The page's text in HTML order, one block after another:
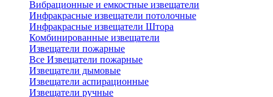
Вибрационные и емкостные извещатели
Инфракрасные извещатели потолочные
Инфракрасные извещатели Штора
Комбинированные извещатели
Извещатели пожарные
Все Извещатели пожарные
Извещатели дымовые
Извещатели аспирационные
Извещатели ручные